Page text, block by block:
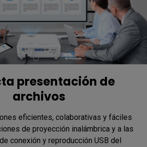
presentación de
archivos
eficientes, colaborativas y fáciles
de proyección inalámbrica y a las
conexión y reproducción USB del